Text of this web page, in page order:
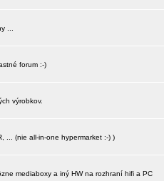
...
forum :-)
výrobkov.
... (nie all-in-one hypermarket :-) )
mediaboxy a iný HW na rozhraní hifi a PC